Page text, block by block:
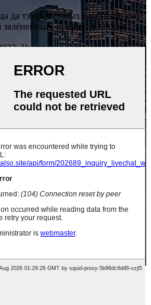
да тэхналагічных інавацый, каб
зялёнейшай, прынесці лепшае
Усе правы абаронены.
для электрамабіляў
для электрамабіляў 2-га
прылада ўзроўню 2 для
зарадная прылада для
зарадная прылада для
для электрамабіляў
электрамабіляў 2-га ўзроўню
прылада для электрамабіляў